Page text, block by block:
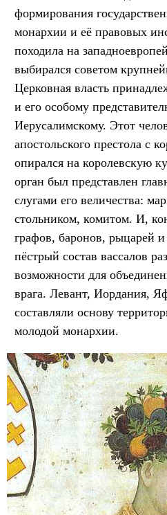
формирования
монархии и её правовых
походила на
выбирался советом
Церковная власть
и его особому
Иерусалимскому. Этот
апостольского престола с
опирался на королевскую
орган был представлен
слугами его величества:
стольником, комитом. И,
графов, баронов, рыцарей и
пёстрый состав вассалов
возможности для
врага. Левант, Иордания,
составляли основу
молодой монархии.